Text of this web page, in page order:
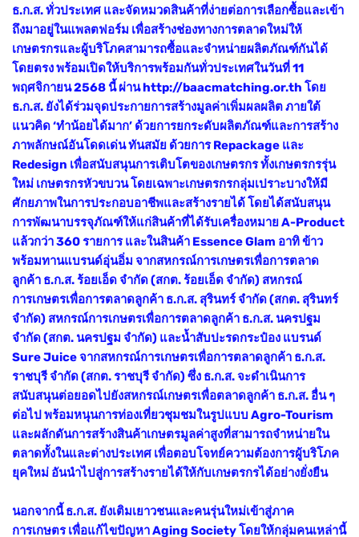
ธ.ก.ส. ทั่วประเทศ และจัดหมวดสินค้าที่ง่ายต่อการเลือกซื้อและเข้า
ถึงมาอยู่ในแพลตฟอร์ม เพื่อสร้างช่องทางการตลาดใหม่ให้
เกษตรกรและผู้บริโภคสามารถซื้อและจำหน่ายผลิตภัณฑ์กันได้
โดยตรง พร้อมเปิดให้บริการพร้อมกันทั่วประเทศในวันที่ 11
พฤศจิกายน 2568 นี้ ผ่าน http://baacmatching.or.th โดย
ธ.ก.ส. ยังได้ร่วมจุดประกายการสร้างมูลค่าเพิ่มผลผลิต ภายใต้
แนวคิด ‘ทำน้อยได้มาก’ ด้วยการยกระดับผลิตภัณฑ์และการสร้าง
ภาพลักษณ์อันโดดเด่น ทันสมัย ด้วยการ Repackage และ
Redesign เพื่อสนับสนุนการเติบโตของเกษตรกร ทั้งเกษตรกรรุ่น
ใหม่ เกษตรกรหัวขบวน โดยเฉพาะเกษตรกรกลุ่มเปราะบางให้มี
ศักยภาพในการประกอบอาชีพและสร้างรายได้ โดยได้สนับสนุน
การพัฒนาบรรจุภัณฑ์ให้แก่สินค้าที่ได้รับเครื่องหมาย A-Product
แล้วกว่า 360 รายการ และในสินค้า Essence Glam อาทิ ข้าว
พร้อมทานแบรนด์อุ่นอิ่ม จากสหกรณ์การเกษตรเพื่อการตลาด
ลูกค้า ธ.ก.ส. ร้อยเอ็ด จำกัด (สกต. ร้อยเอ็ด จำกัด) สหกรณ์
การเกษตรเพื่อการตลาดลูกค้า ธ.ก.ส. สุรินทร์ จำกัด (สกต. สุรินทร์
จำกัด) สหกรณ์การเกษตรเพื่อการตลาดลูกค้า ธ.ก.ส. นครปฐม
จำกัด (สกต. นครปฐม จำกัด) และน้ำสับปะรดกระป๋อง แบรนด์
Sure Juice จากสหกรณ์การเกษตรเพื่อการตลาดลูกค้า ธ.ก.ส.
ราชบุรี จำกัด (สกต. ราชบุรี จำกัด) ซึ่ง ธ.ก.ส. จะดำเนินการ
สนับสนุนต่อยอดไปยังสหกรณ์เกษตรเพื่อตลาดลูกค้า ธ.ก.ส. อื่น ๆ
ต่อไป พร้อมหนุนการท่องเที่ยวชุมชมในรูปแบบ Agro-Tourism
และผลักดันการสร้างสินค้าเกษตรมูลค่าสูงที่สามารถจำหน่ายใน
ตลาดทั้งในและต่างประเทศ เพื่อตอบโจทย์ความต้องการผู้บริโภค
ยุคใหม่ อันนำไปสู่การสร้างรายได้ให้กับเกษตรกรได้อย่างยั่งยืน
นอกจากนี้ ธ.ก.ส. ยังเติมเยาวชนและคนรุ่นใหม่เข้าสู่ภาค
การเกษตร เพื่อแก้ไขปัญหา Aging Society โดยให้กลุ่มคนเหล่านี้